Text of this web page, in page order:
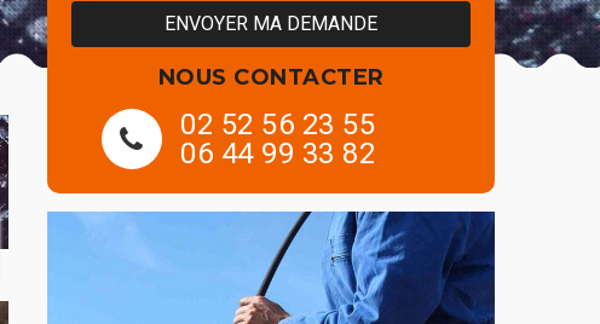
NOUS CONTACTER
02 52 56 23 55
06 44 99 33 82